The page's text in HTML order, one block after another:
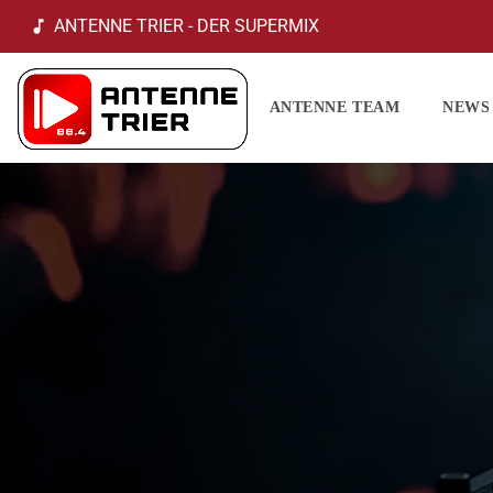
music_note ANTENNE TRIER - DER SUPERMIX
ANTENNE TEAM NEWS